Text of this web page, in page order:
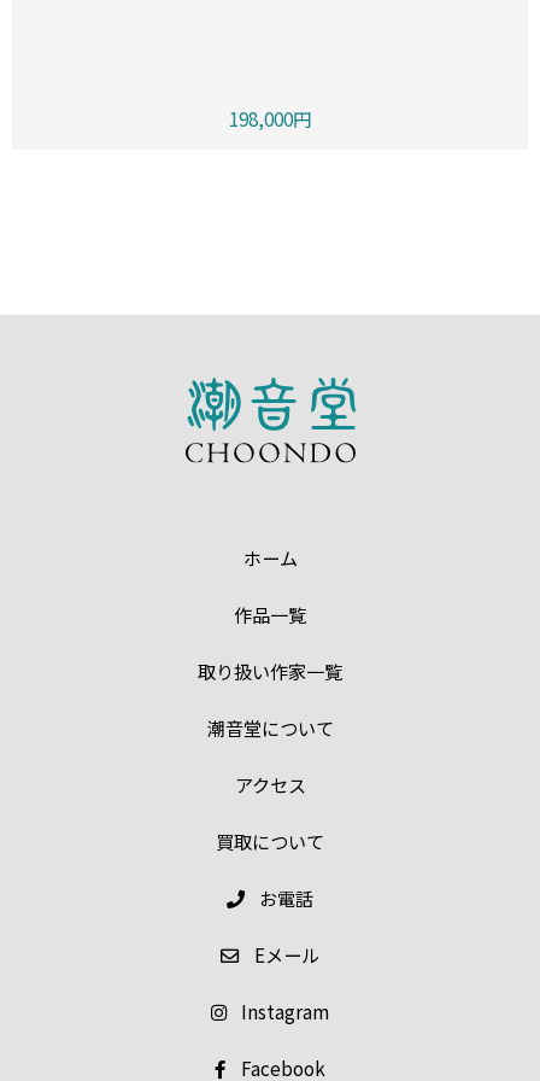
198,000円
ホーム
作品一覧
取り扱い作家一覧
潮音堂について
アクセス
買取について
お電話
Eメール
Instagram
Facebook